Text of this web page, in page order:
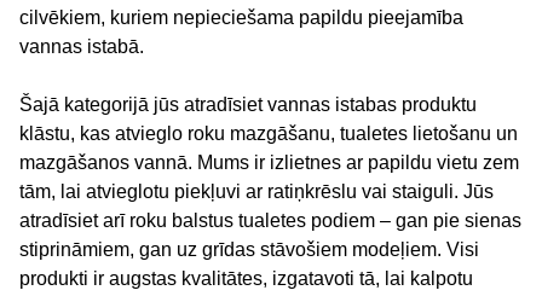
cilvēkiem, kuriem nepieciešama papildu pieejamība
vannas istabā.
Šajā kategorijā jūs atradīsiet vannas istabas produktu
klāstu, kas atvieglo roku mazgāšanu, tualetes lietošanu un
mazgāšanos vannā. Mums ir izlietnes ar papildu vietu zem
tām, lai atvieglotu piekļuvi ar ratiņkrēslu vai staiguli. Jūs
atradīsiet arī roku balstus tualetes podiem – gan pie sienas
stiprināmiem, gan uz grīdas stāvošiem modeļiem. Visi
produkti ir augstas kvalitātes, izgatavoti tā, lai kalpotu